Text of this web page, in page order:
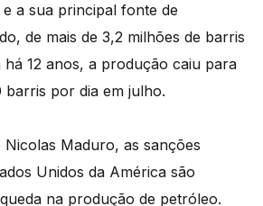
a sua principal fonte de
de mais de 3,2 milhões de barris
12 anos, a produção caiu para
por dia em julho.
Maduro, as sanções
Unidos da América são
na produção de petróleo.